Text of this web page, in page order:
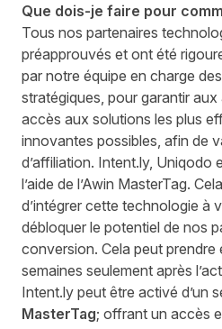
Que dois-je faire pour
Tous nos partenaires
préapprouvés et ont été
par notre équipe en charge
stratégiques, pour garantir
accès aux solutions les plus
innovantes possibles, afin de
d’affiliation. Intent.ly, Uniqodo
l’aide de l’Awin MasterTag.
d’intégrer cette technologie à
débloquer le potentiel de nos
conversion. Cela peut prendre
semaines seulement après
Intent.ly peut être activé d’un
MasterTag; offrant un accès